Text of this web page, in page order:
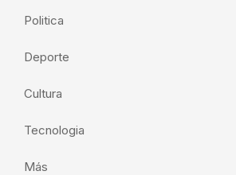
Politica
Deporte
Cultura
Tecnologia
Más